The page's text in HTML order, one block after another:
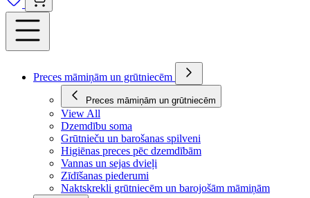
Preces māmiņām un grūtniecēm
Preces māmiņām un grūtniecēm
View All
Dzemdību soma
Grūtnieču un barošanas spilveni
Higiēnas preces pēc dzemdībām
Vannas un sejas dvieļi
Zīdīšanas piederumi
Naktskrekli grūtniecēm un barojošām māmiņām